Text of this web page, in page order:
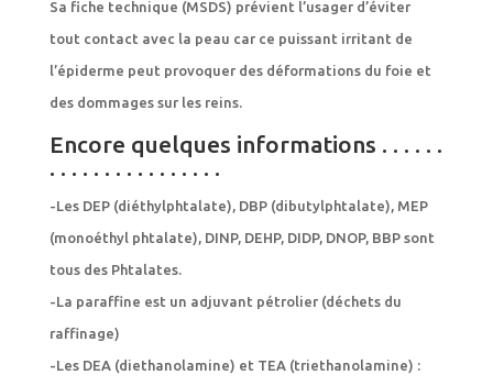
Sa fiche technique (MSDS) prévient l’usager d’éviter
tout contact avec la peau car ce puissant irritant de
l’épiderme peut provoquer des déformations du foie et
des dommages sur les reins.
Encore quelques informations . . . . . .
. . . . . . . . . . . . . . . .
-Les DEP (diéthylphtalate), DBP (dibutylphtalate), MEP
(monoéthyl phtalate), DINP, DEHP, DIDP, DNOP, BBP sont
tous des Phtalates.
-La paraffine est un adjuvant pétrolier (déchets du
raffinage)
-Les DEA (diethanolamine) et TEA (triethanolamine) :